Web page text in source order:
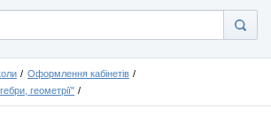
Оформлення кабінетів
геометрії"